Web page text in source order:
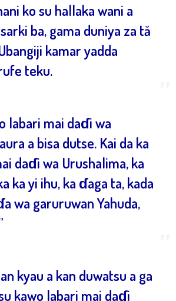
ko su hallaka wani a
ba, gama duniya za tă
kamar yadda
teku.
labari mai daɗi wa
a bisa dutse. Kai da ka
daɗi wa Urushalima, ka
ka yi ihu, ka ɗaga ta, kada
wa garuruwan Yahuda,
kyau a kan duwatsu a ga
kawo labari mai daɗi